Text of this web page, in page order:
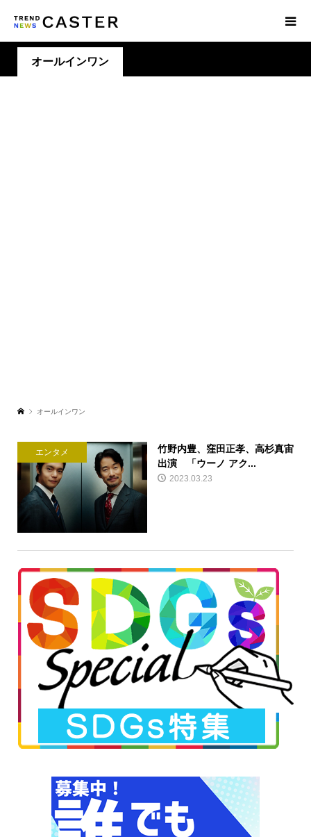
オールインワン
オールインワン
エンタメ
竹野内豊、窪田正孝、高杉真宙
出演 「ウーノ アク...
2023.03.23